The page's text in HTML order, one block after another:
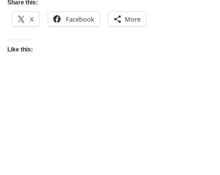
Share this:
X Facebook More
Like this: